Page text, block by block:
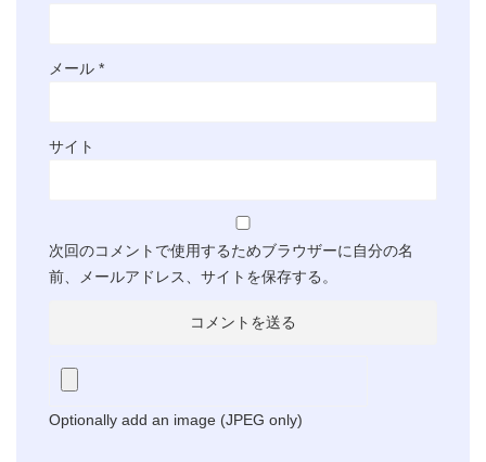
メール *
サイト
次回のコメントで使用するためブラウザーに自分の名
前、メールアドレス、サイトを保存する。
Optionally add an image (JPEG only)